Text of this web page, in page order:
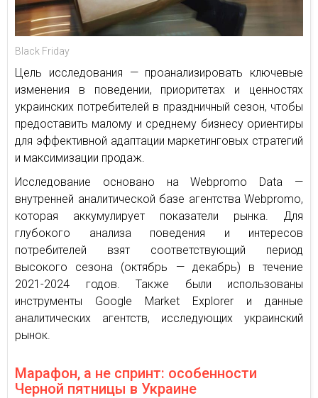
Black Friday
Цель исследования — проанализировать ключевые
изменения в поведении, приоритетах и ценностях
украинских потребителей в праздничный сезон, чтобы
предоставить малому и среднему бизнесу ориентиры
для эффективной адаптации маркетинговых стратегий
и максимизации продаж.
Исследование основано на Webpromo Data —
внутренней аналитической базе агентства Webpromo,
которая аккумулирует показатели рынка. Для
глубокого анализа поведения и интересов
потребителей взят соответствующий период
высокого сезона (октябрь — декабрь) в течение
2021-2024 годов. Также были использованы
инструменты Google Market Explorer и данные
аналитических агентств, исследующих украинский
рынок.
Марафон, а не спринт: особенности
Черной пятницы в Украине